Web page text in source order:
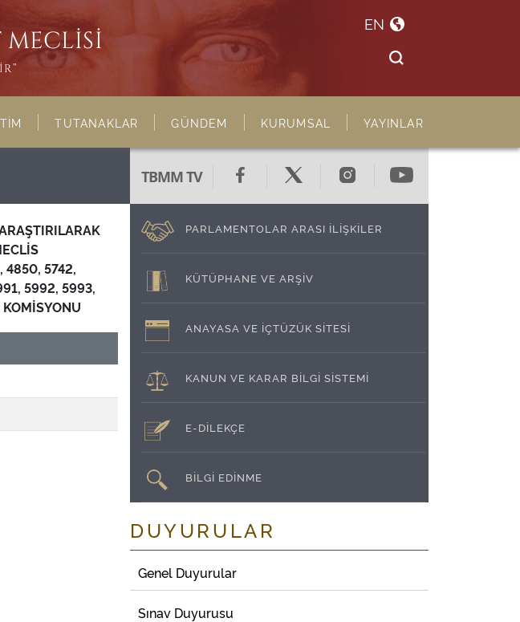
EN
TUTANAKLAR GÜNDEM KURUMSAL YAYINLAR
4850, 5742,
5992, 5993,
TBMM TV
PARLAMENTOLAR ARASI İLİŞKİLER
KÜTÜPHANE VE ARŞİV
ANAYASA VE İÇTÜZÜK SİTESİ
KANUN VE KARAR BİLGİ SİSTEMİ
E-DİLEKÇE
BİLGİ EDİNME
DUYURULAR
Genel Duyurular
Sınav Duyurusu